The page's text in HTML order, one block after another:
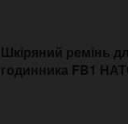
Шкіряний ремінь
годинника FB1